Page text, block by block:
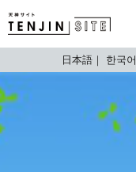
TENJIN SITE
日本語 한국어